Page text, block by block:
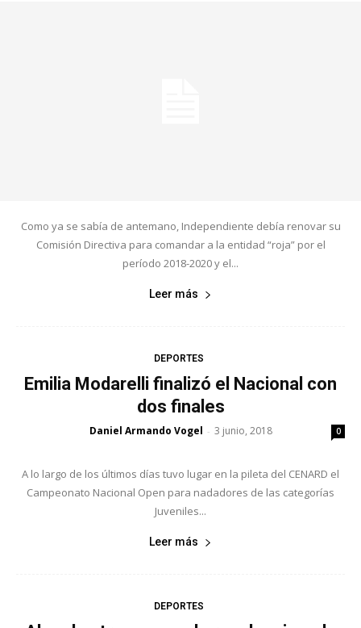
Como ya se sabía de antemano, Independiente debía renovar su
Comisión Directiva para comandar a la entidad “roja” por el
período 2018-2020 y el...
Leer más
DEPORTES
Emilia Modarelli finalizó el Nacional con
dos finales
Daniel Armando Vogel - 3 junio, 2018 0
A lo largo de los últimos días tuvo lugar en la pileta del CENARD el
Campeonato Nacional Open para nadadores de las categorías
Juveniles...
Leer más
DEPORTES